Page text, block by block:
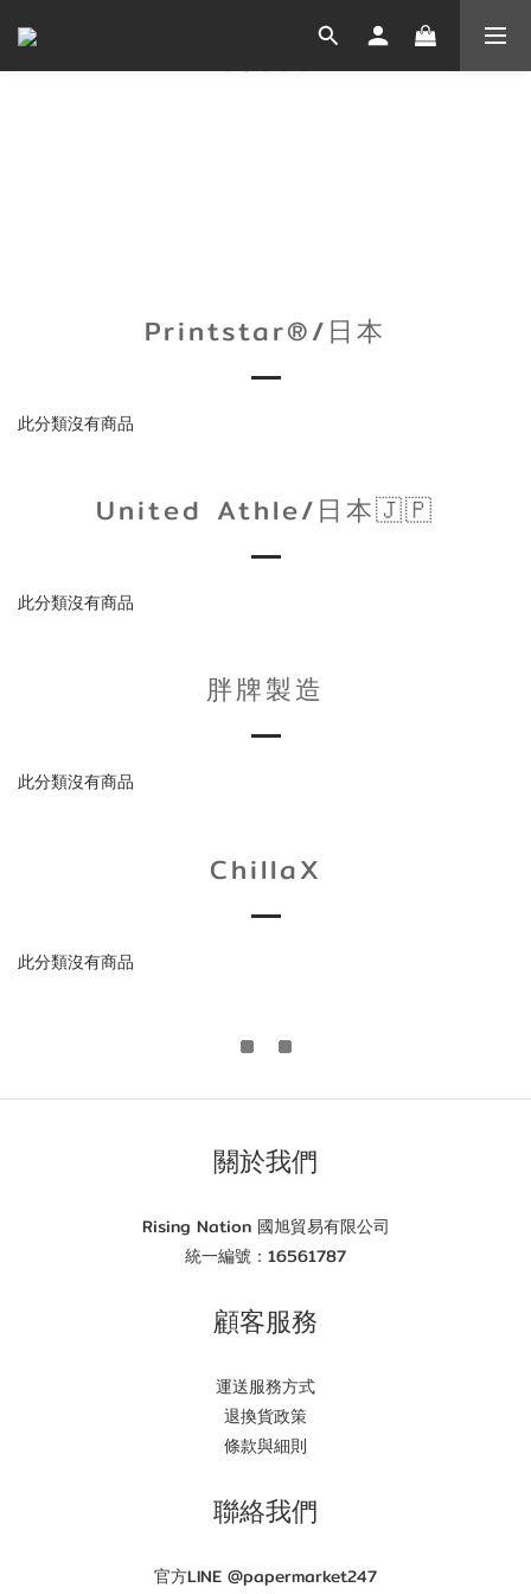
Printstar®/日本
此分類沒有商品
United Athle/日本🇯🇵
此分類沒有商品
胖牌製造
此分類沒有商品
ChillaX
此分類沒有商品
關於我們
Rising Nation 國旭貿易有限公司
統一編號：16561787
顧客服務
運送服務方式
退換貨政策
條款與細則
聯絡我們
官方LINE @papermarket247